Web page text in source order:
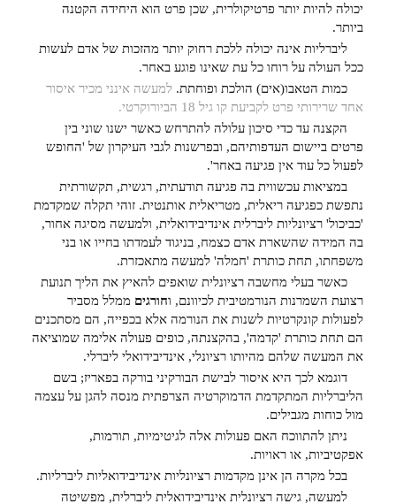
יכולה להיות יותר פרטיקולרית, שכן פרט הוא היחידה הקטנה
ביותר.
ליברליות אינה יכולה ללכת רחוק יותר מהזכות של אדם לעשות
ככל העולה על רוחו כל עת שאינו פוגע באחר.
כמות הטאבו(אים) הולכת ופוחתת.למעשה אינני מכיר איסור
אחד שרירותי פרט לקביעת קו גיל 18 הביורוקרטי.
הקצנה עד כדי סיכון עלולה להתרחש כאשר ישנו שוני בין
פרטים ביישום העדפותיהם, ובפרשנות לגבי העיקרון של 'החופש
לפעול כל עוד אין פגיעה באחר'.
במציאות עכשווית בה פגיעה תודעתית, רגשית, תקשורתית
נתפשת כפגיעה ריאלית, מטריאלית אותנטית. זוהי תקלה שמקדמת
'כביכול' רציונליות ליברלית אינדיבידואלית, ולמעשה מסיגה אחור,
בה המידה שהשארת אדם כצמח, בניגוד לעמדתו בחייו או בני
משפחתו, תחת כותרת 'חמלה' למעשה מתאכזרת.
כאשר בעלי מחשבה רציונלית שואפים להאיץ את הליך תנועת
רצועת השמרנות הנורמטיבית לכיוונם, וחורגים ממלל מסביר
לפעולות קונקרטיות לשנות את הנורמה אלא בכפייה, הם מסתכנים
הם תחת כותרת 'קדמה', בהקצנתה, כופים פעולה אלימה שמוציאה
את המעשה שלהם מהיותו רציונלי, אינדיבידואלי ליברלי.
דוגמא לכך היא איסור לבישת הבורקיני בורקה בפאריז; בשם
הליברליות המתקדמת הדמוקרטיה הצרפתית מנסה להגן על עצמה
מול כוחות מגבילים.
ניתן להתווכח האם פעולות אלה לגיטימיות, תורמות,
אפקטיביות, או ראויות.
בכל מקרה הן אינן מקדמות רציונליות אינדיבידואליות ליברליות.
למעשה, גישה רציונלית אינדיבידואלית ליברלית, מפשיטה